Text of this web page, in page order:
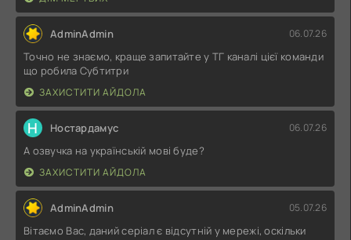
AdminAdmin 06.07.26
Точно не знаємо, краще запитайте у ТГ каналі цієї команди
що робила Субтитри
ЗАХИСТИТИ АЙДОЛА
Н Ностардамус 06.07.26
А озвучка на українській мові буде?
ЗАХИСТИТИ АЙДОЛА
AdminAdmin 05.07.26
Вітаємо Вас, даний серіал є відсутній у мережі, оскільки